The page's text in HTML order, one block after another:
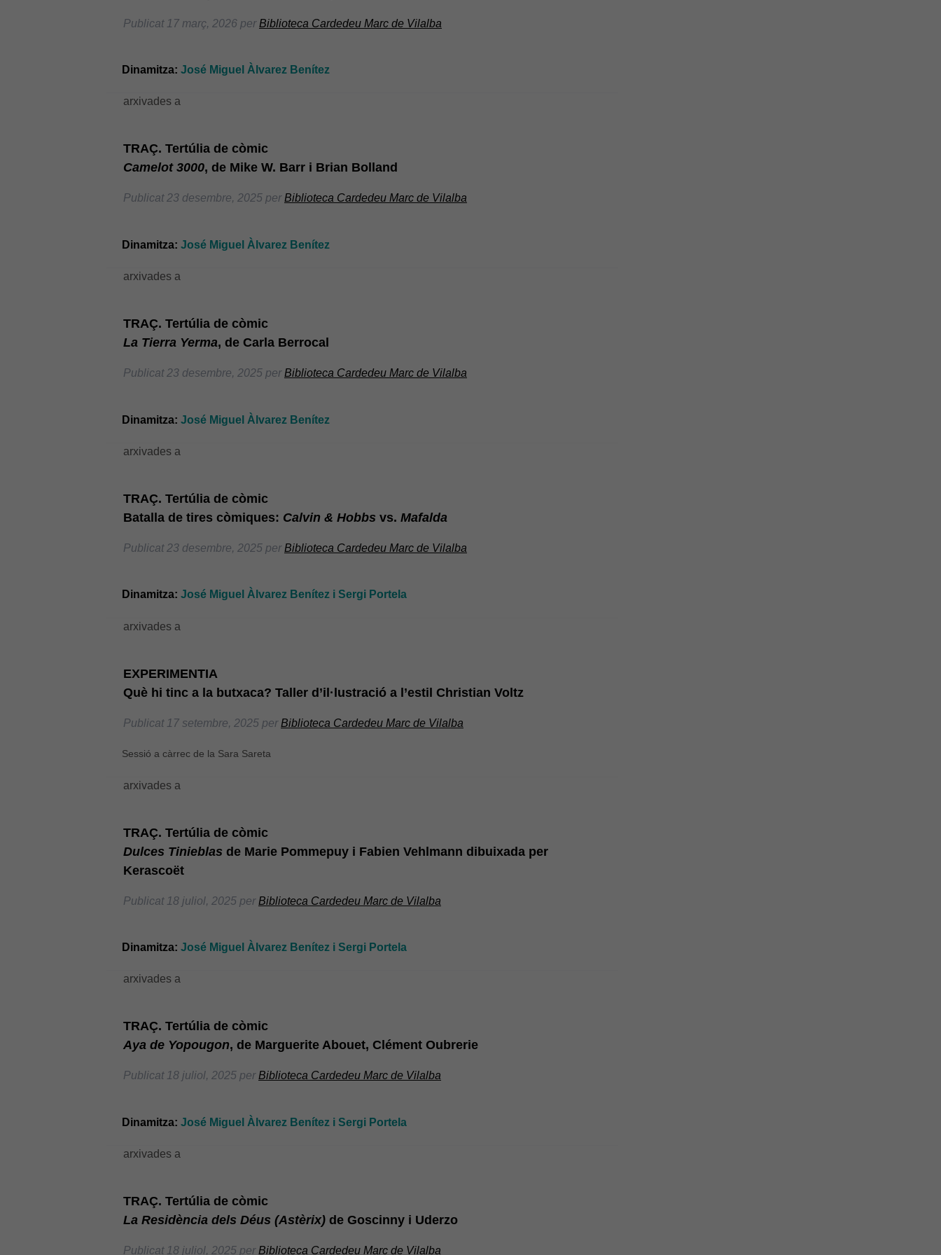
Publicat 17 març, 2026 perBiblioteca Cardedeu Marc de Vilalba
Dinamitza: José Miguel Àlvarez Benítez
arxivades a
TRAÇ. Tertúlia de còmic
Camelot 3000, de Mike W. Barr i Brian Bolland
Publicat 23 desembre, 2025 perBiblioteca Cardedeu Marc de Vilalba
Dinamitza: José Miguel Àlvarez Benítez
arxivades a
TRAÇ. Tertúlia de còmic
La Tierra Yerma, de Carla Berrocal
Publicat 23 desembre, 2025 perBiblioteca Cardedeu Marc de Vilalba
Dinamitza: José Miguel Àlvarez Benítez
arxivades a
TRAÇ. Tertúlia de còmic
Batalla de tires còmiques: Calvin & Hobbs vs. Mafalda
Publicat 23 desembre, 2025 perBiblioteca Cardedeu Marc de Vilalba
Dinamitza: José Miguel Àlvarez Benítez i Sergi Portela
arxivades a
EXPERIMENTIA
Què hi tinc a la butxaca? Taller d’il·lustració a l’estil Christian Voltz
Publicat 17 setembre, 2025 perBiblioteca Cardedeu Marc de Vilalba
Sessió a càrrec de la Sara Sareta
arxivades a
TRAÇ. Tertúlia de còmic
Dulces Tinieblas de Marie Pommepuy i Fabien Vehlmann dibuixada per
Kerascoët
Publicat 18 juliol, 2025 perBiblioteca Cardedeu Marc de Vilalba
Dinamitza: José Miguel Àlvarez Benítez i Sergi Portela
arxivades a
TRAÇ. Tertúlia de còmic
Aya de Yopougon, de Marguerite Abouet, Clément Oubrerie
Publicat 18 juliol, 2025 perBiblioteca Cardedeu Marc de Vilalba
Dinamitza: José Miguel Àlvarez Benítez i Sergi Portela
arxivades a
TRAÇ. Tertúlia de còmic
La Residència dels Déus (Astèrix) de Goscinny i Uderzo
Publicat 18 juliol, 2025 perBiblioteca Cardedeu Marc de Vilalba